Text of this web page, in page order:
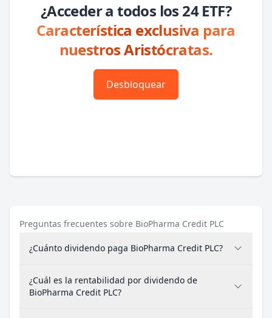
¿Acceder a todos los 24 ETF?
Característica exclusiva para
nuestros Aristócratas.
Desbloquear
Preguntas frecuentes sobre BioPharma Credit PLC
¿Cuánto dividendo paga BioPharma Credit PLC?
¿Cuál es la rentabilidad por dividendo de
BioPharma Credit PLC?